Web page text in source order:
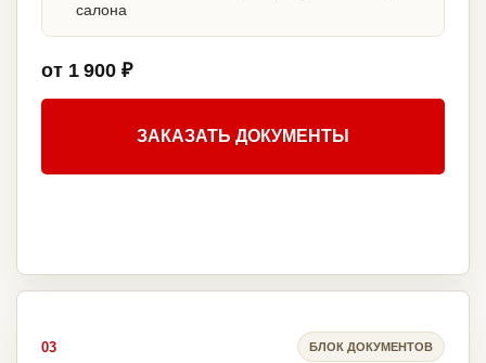
салона
от 1 900 ₽
ЗАКАЗАТЬ ДОКУМЕНТЫ
03 БЛОК ДОКУМЕНТОВ